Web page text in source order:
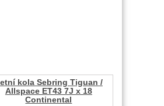
kola Sebring Tiguan /
Allspace ET43 7J x 18
Continental